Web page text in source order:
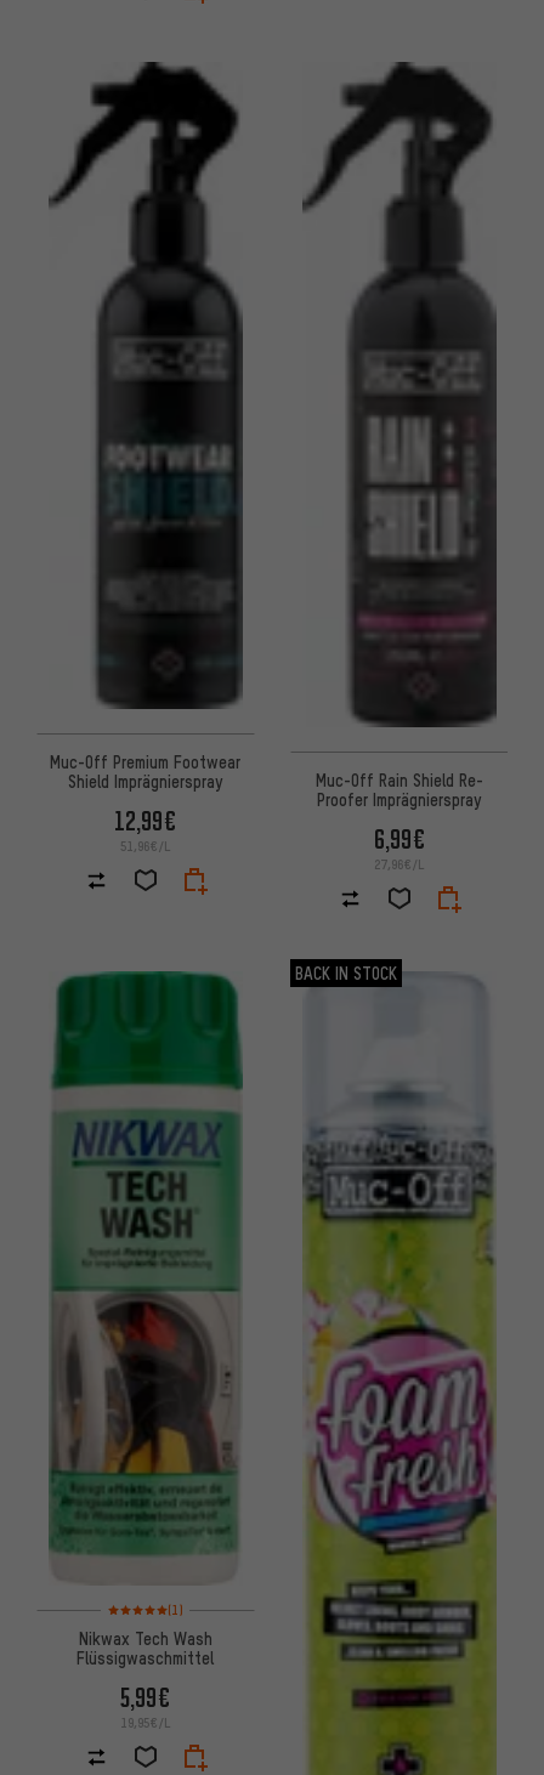
Muc-Off Premium Footwear
Shield Imprägnierspray
12,99€
51,96€/L
Muc-Off Rain Shield Re-
Proofer Imprägnierspray
6,99€
27,96€/L
Bewertungen: 5 von 5 basierend auf 1 Bewertungen
(1)
Nikwax Tech Wash
Flüssigwaschmittel
5,99€
19,95€/L
BACK IN STOCK